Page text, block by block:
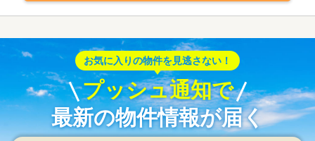
お気に入りの物件を見逃さない！
プッシュ通知で
最新の物件情報が届く